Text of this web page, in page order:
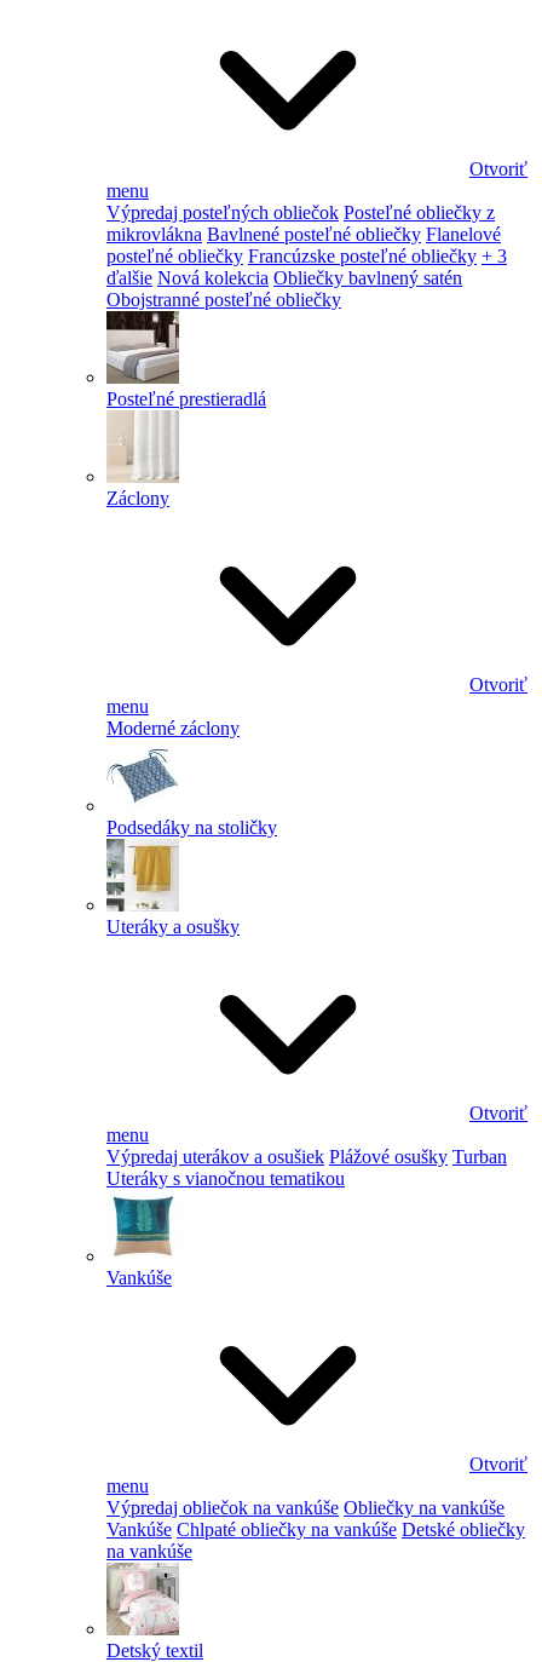
Otvoriť
menu
Výpredaj posteľných obliečok Posteľné obliečky z
mikrovlákna Bavlnené posteľné obliečky Flanelové
posteľné obliečky Francúzske posteľné obliečky + 3
ďalšie Nová kolekcia Obliečky bavlnený satén
Obojstranné posteľné obliečky
Posteľné prestieradlá
Záclony
Otvoriť
menu
Moderné záclony
Podsedáky na stoličky
Uteráky a osušky
Otvoriť
menu
Výpredaj uterákov a osušiek Plážové osušky Turban
Uteráky s vianočnou tematikou
Vankúše
Otvoriť
menu
Výpredaj obliečok na vankúše Obliečky na vankúše
Vankúše Chlpaté obliečky na vankúše Detské obliečky
na vankúše
Detský textil